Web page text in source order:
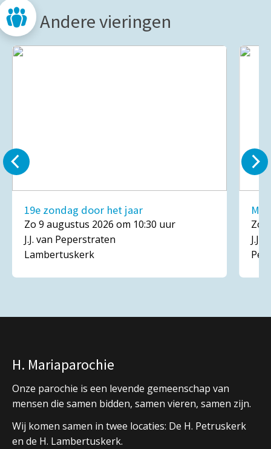
Andere vieringen
19e zondag door het jaar
Zo 9 augustus 2026 om 10:30 uur
J.J. van Peperstraten
Lambertuskerk
Zo
J.J.
H. Mariaparochie
Onze parochie is een levende gemeenschap van
mensen die samen bidden, samen vieren, samen zijn.
Wij komen samen in twee locaties: De H. Petruskerk
en de H. Lambertuskerk.